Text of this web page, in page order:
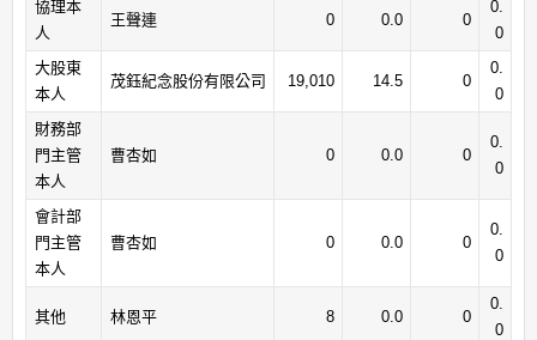
協理本
人
王聲連 0 0.0 0
0.
0
大股東
本人
茂鈺紀念股份有限公司 19,010 14.5 0
0.
0
財務部
門主管
本人
曹杏如 0 0.0 0
0.
0
會計部
門主管
本人
曹杏如 0 0.0 0
0.
0
其他 林恩平 8 0.0 0
0.
0